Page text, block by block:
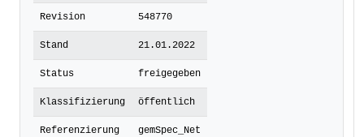
Revision 548770
Stand 21.01.2022
Status freigegeben
Klassifizierung öffentlich
Referenzierung gemSpec_Net